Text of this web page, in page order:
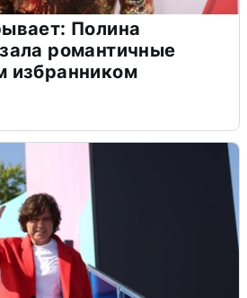
Полина
романтичные
избранником